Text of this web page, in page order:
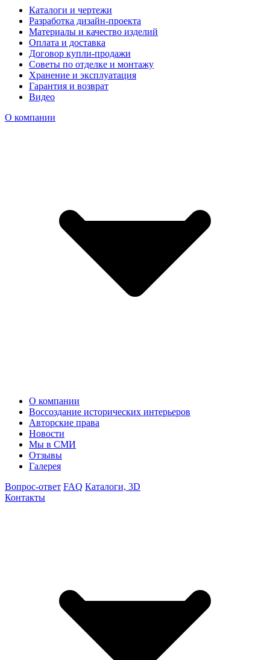
Каталоги и чертежи
Разработка дизайн-проекта
Материалы и качество изделий
Оплата и доставка
Договор купли-продажи
Советы по отделке и монтажу
Хранение и эксплуатация
Гарантия и возврат
Видео
О компании
О компании
Воссоздание исторических интерьеров
Авторские права
Новости
Мы в СМИ
Отзывы
Галерея
Вопрос-ответ FAQ Каталоги, 3D
Контакты